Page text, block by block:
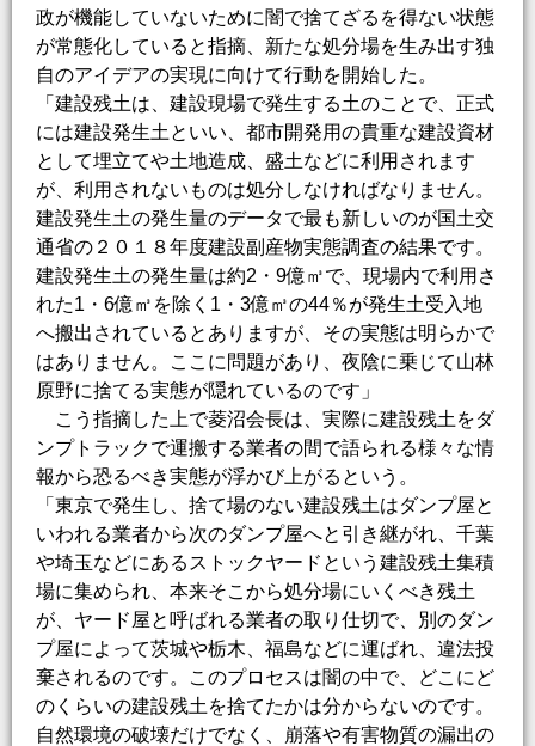
政が機能していないために闇で捨てざるを得ない状態
が常態化していると指摘、新たな処分場を生み出す独
自のアイデアの実現に向けて行動を開始した。
「建設残土は、建設現場で発生する土のことで、正式
には建設発生土といい、都市開発用の貴重な建設資材
として埋立てや土地造成、盛土などに利用されます
が、利用されないものは処分しなければなりません。
建設発生土の発生量のデータで最も新しいのが国土交
通省の２０１８年度建設副産物実態調査の結果です。
建設発生土の発生量は約2・9億㎥で、現場内で利用さ
れた1・6億㎥を除く1・3億㎥の44％が発生土受入地
へ搬出されているとありますが、その実態は明らかで
はありません。ここに問題があり、夜陰に乗じて山林
原野に捨てる実態が隠れているのです」
こう指摘した上で菱沼会長は、実際に建設残土をダ
ンプトラックで運搬する業者の間で語られる様々な情
報から恐るべき実態が浮かび上がるという。
「東京で発生し、捨て場のない建設残土はダンプ屋と
いわれる業者から次のダンプ屋へと引き継がれ、千葉
や埼玉などにあるストックヤードという建設残土集積
場に集められ、本来そこから処分場にいくべき残土
が、ヤード屋と呼ばれる業者の取り仕切で、別のダン
プ屋によって茨城や栃木、福島などに運ばれ、違法投
棄されるのです。このプロセスは闇の中で、どこにど
のくらいの建設残土を捨てたかは分からないのです。
自然環境の破壊だけでなく、崩落や有害物質の漏出の